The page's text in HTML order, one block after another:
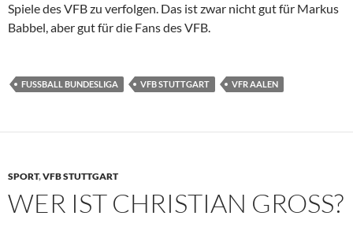
Spiele des VFB zu verfolgen. Das ist zwar nicht gut für Markus
Babbel, aber gut für die Fans des VFB.
FUSSBALL BUNDESLIGA VFB STUTTGART VFR AALEN
SPORT,VFB STUTTGART
WER IST CHRISTIAN GROSS?